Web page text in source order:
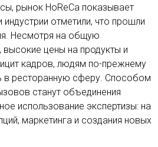
рынок HoReCa показывает
отметили, что прошли
Несмотря на общую
высокие цены на продукты и
кадров, людям по-прежнему
в ресторанную сферу. Способом
станут объединения
использование экспертизы: на
маркетинга и создания новых